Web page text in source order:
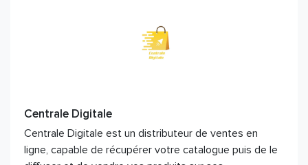
Centrale Digitale
Centrale Digitale est un distributeur de ventes en
ligne, capable de récupérer votre catalogue puis de le